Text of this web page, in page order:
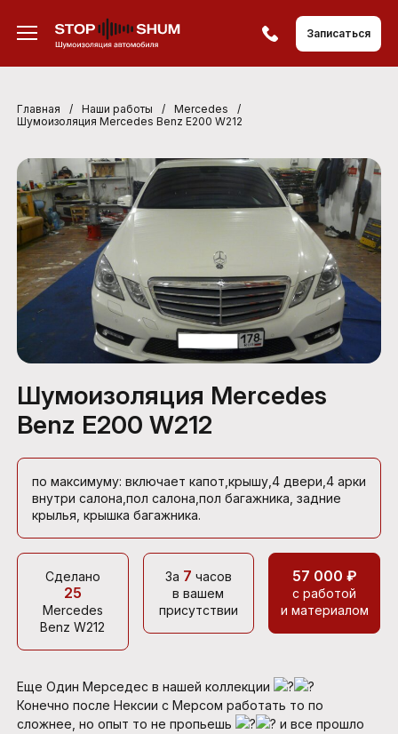
Записаться
Главная / Наши работы / Mercedes
/
Шумоизоляция Mercedes Benz E200 W212
Шумоизоляция Mercedes
Benz E200 W212
по максимуму: включает капот,крышу,4 двери,4 арки
внутри салона,пол салона,пол багажника, задние
крылья, крышка багажника.
Сделано
25
Mercedes
Benz W212
За 7 часов
в вашем
присутствии
57 000 ₽
с работой
и материалом
Еще Один Мерседес в нашей коллекции
Конечно после Нексии с Мерсом работать то по
сложнее, но опыт то не пропьешь
и все прошло